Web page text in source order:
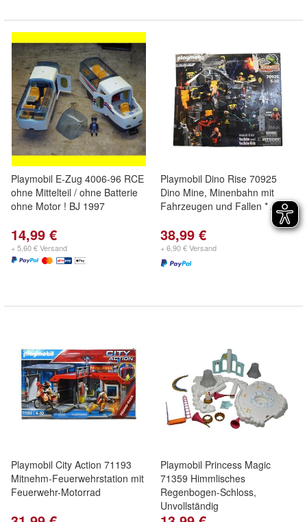
Playmobil E-Zug 4006-96 RCE
ohne Mittelteil / ohne Batterie
ohne Motor ! BJ 1997
14,99 €
+ 5,60 € Versand
Playmobil Dino Rise 70925
Dino Mine, Minenbahn mit
Fahrzeugen und Fallen * A
38,99 €
+ 6,90 € Versand
Playmobil City Action 71193
Mitnehm-Feuerwehrstation mit
Feuerwehr-Motorrad
Playmobil Princess Magic
71359 Himmlisches
Regenbogen-Schloss,
Unvollständig